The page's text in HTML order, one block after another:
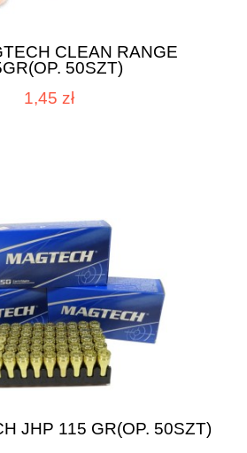
CLEAN RANGE
50SZT)
1,45 zł
JHP 115 GR(OP. 50SZT)